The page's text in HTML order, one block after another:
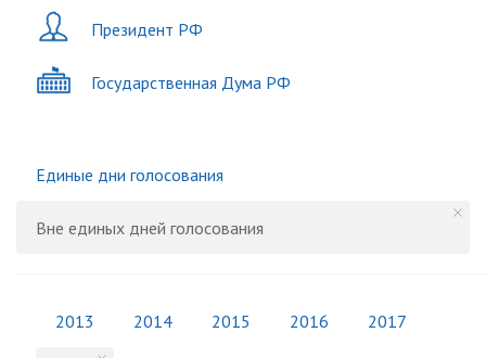
Президент РФ
Государственная Дума РФ
Единые дни голосования
Вне единых дней голосования
2013 2014 2015 2016 2017